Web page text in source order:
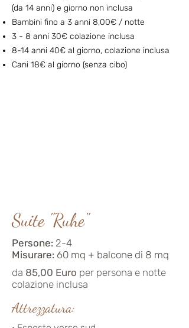
(da 14 anni) e giorno non inclusa
Bambini fino a 3 anni 8,00€ / notte
3 - 8 anni 30€ colazione inclusa
8-14 anni 40€ al giorno, colazione inclusa
Cani 18€ al giorno (senza cibo)
Suite "Ruhe"
Persone: 2-4
Misurare: 60 mq + balcone di 8 mq
da 85,00 Euro per persona e notte
colazione inclusa
Attrezzatura: